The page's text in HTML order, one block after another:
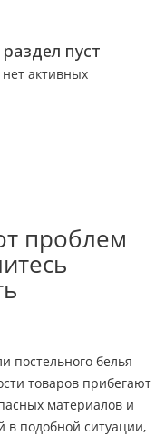
пуст
активных
проблем
постельного белья
товаров прибегают
материалов и
в подобной ситуации,